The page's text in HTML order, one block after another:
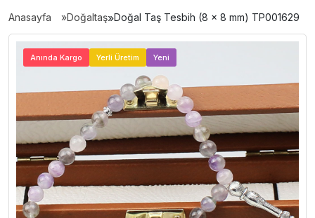
Anasayfa Doğaltaş»Doğal Taş Tesbih (8 x 8 mm) TP001629
Anında Kargo Yerli Üretim Yeni